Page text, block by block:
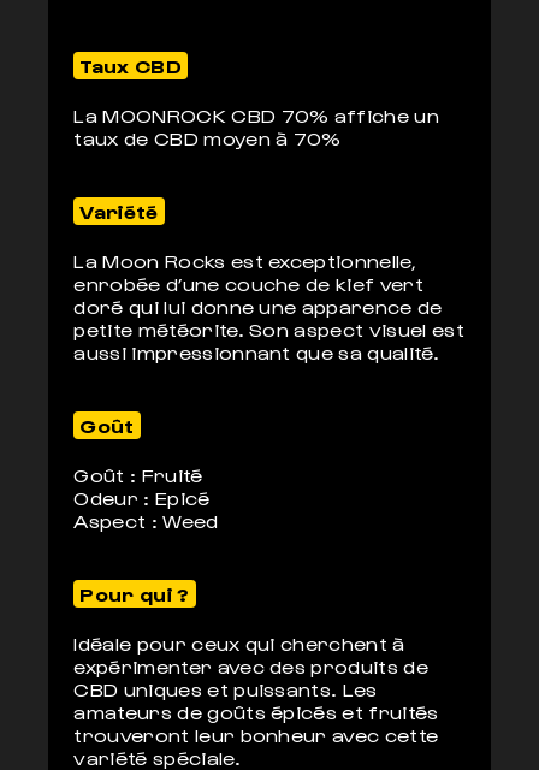
Taux CBD
La MOONROCK CBD 70% affiche un
taux de CBD moyen à 70%
Variété
La Moon Rocks est exceptionnelle,
enrobée d’une couche de kief vert
doré qui lui donne une apparence de
petite météorite. Son aspect visuel est
aussi impressionnant que sa qualité.
Goût
Goût : Fruité
Odeur : Epicé
Aspect : Weed
Pour qui ?
Idéale pour ceux qui cherchent à
expérimenter avec des produits de
CBD uniques et puissants. Les
amateurs de goûts épicés et fruités
trouveront leur bonheur avec cette
variété spéciale.